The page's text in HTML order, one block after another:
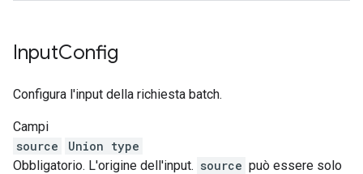
InputConfig
Configura l'input della richiesta batch.
Campi
source
Union type
Obbligatorio. L'origine dell'input. source può essere solo